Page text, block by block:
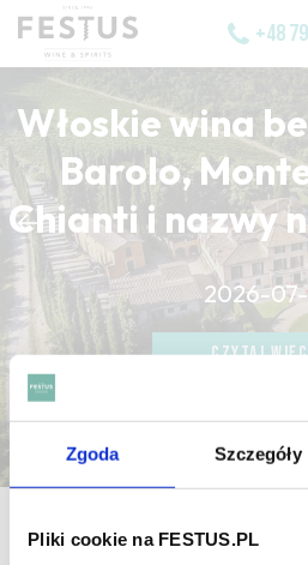
Zgoda Szczegóły
Pliki cookie na FESTUS.PL
+48
Włoskie wina
Barolo,
Chianti i nazwy
2026-
CZYTAJ
CZYTAJ
CZYTAJ